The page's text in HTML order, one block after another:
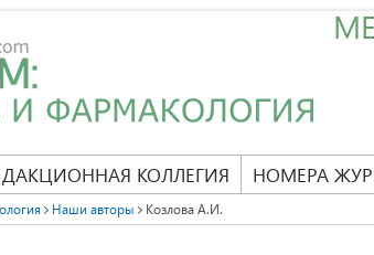
КОЛЛЕГИЯ НОМЕРА
Наши авторы Козлова А.И.